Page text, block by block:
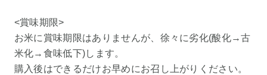
<賞味期限>
お米に賞味期限はありませんが、徐々に劣化(酸化→古
米化→食味低下)します。
購入後はできるだけお早めにお召し上がりください。